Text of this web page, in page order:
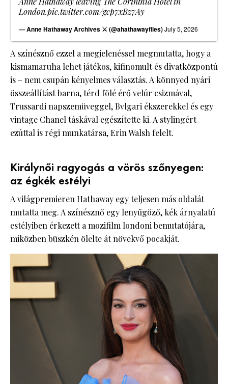
London.pic.twitter.com/gcp7xBz7Ay
— Anne Hathaway Archives ⚔️ (@ahathawayfiles)July 5, 2026
A színésznő ezzel a megjelenéssel megmutatta, hogy a
kismamaruha lehet játékos, kifinomult és divatközpontú
is – nem csupán kényelmes választás. A könnyed nyári
összeállítást barna, térd fölé érő velúr csizmával,
Trussardi napszemüveggel, Bvlgari ékszerekkel és egy
vintage Chanel táskával egészítette ki. A stylingért
ezúttal is régi munkatársa, Erin Walsh felelt.
Királynői ragyogás a vörös szőnyegen:
az égkék estélyi
A világpremieren Hathaway egy teljesen más oldalát
mutatta meg. A színésznő egy lenyűgöző, kék árnyalatú
estélyiben érkezett a mozifilm londoni bemutatójára,
miközben büszkén ölelte át növekvő pocakját.